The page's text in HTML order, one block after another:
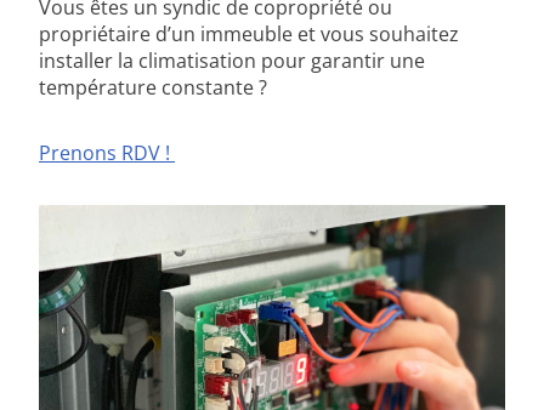
Vous êtes un syndic de copropriété ou
propriétaire d’un immeuble et vous souhaitez
installer la climatisation pour garantir une
température constante ?
Prenons RDV !